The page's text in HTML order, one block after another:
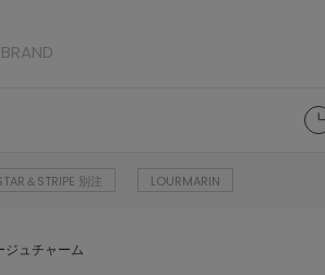
BRAND
＆STRIPE 別注 LOURMARIN
ュチャーム